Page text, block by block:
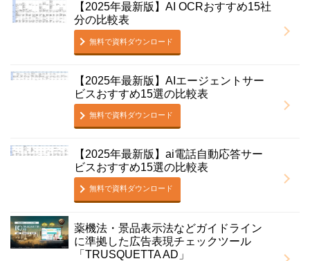
【2025年最新版】AI OCRおすすめ15社
分の比較表
無料で資料ダウンロード
【2025年最新版】AIエージェントサー
ビスおすすめ15選の比較表
無料で資料ダウンロード
【2025年最新版】ai電話自動応答サー
ビスおすすめ15選の比較表
無料で資料ダウンロード
薬機法・景品表示法などガイドライン
に準拠した広告表現チェックツール
「TRUSQUETTA AD」